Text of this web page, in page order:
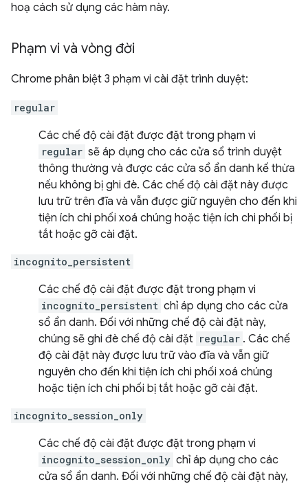
hoạ cách sử dụng các hàm này.
Phạm vi và vòng đời
Chrome phân biệt 3 phạm vi cài đặt trình duyệt:
regular
Các chế độ cài đặt được đặt trong phạm vi
regular sẽ áp dụng cho các cửa sổ trình duyệt
thông thường và được các cửa sổ ẩn danh kế thừa
nếu không bị ghi đè. Các chế độ cài đặt này được
lưu trữ trên đĩa và vẫn được giữ nguyên cho đến khi
tiện ích chi phối xoá chúng hoặc tiện ích chi phối bị
tắt hoặc gỡ cài đặt.
incognito_persistent
Các chế độ cài đặt được đặt trong phạm vi
incognito_persistent chỉ áp dụng cho các cửa
sổ ẩn danh. Đối với những chế độ cài đặt này,
chúng sẽ ghi đè chế độ cài đặt regular . Các chế
độ cài đặt này được lưu trữ vào đĩa và vẫn giữ
nguyên cho đến khi tiện ích chi phối xoá chúng
hoặc tiện ích chi phối bị tắt hoặc gỡ cài đặt.
incognito_session_only
Các chế độ cài đặt được đặt trong phạm vi
incognito_session_only chỉ áp dụng cho các
cửa sổ ẩn danh. Đối với những chế độ cài đặt này,